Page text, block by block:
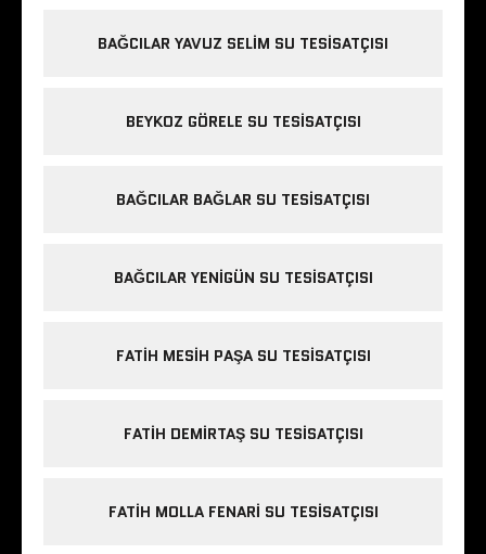
BAĞCILAR YAVUZ SELIM SU TESISATÇISI
BEYKOZ GÖRELE SU TESISATÇISI
BAĞCILAR BAĞLAR SU TESISATÇISI
BAĞCILAR YENIGÜN SU TESISATÇISI
FATIH MESIH PAŞA SU TESISATÇISI
FATIH DEMIRTAŞ SU TESISATÇISI
FATIH MOLLA FENARI SU TESISATÇISI